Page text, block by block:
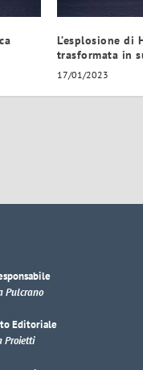
L’esplosione di
trasformata in
17/01/2023
Pulcrano
Editoriale
Proietti